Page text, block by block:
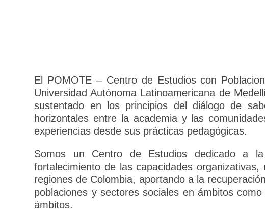
El POMOTE – Centro de Estudios con
Universidad Autónoma Latinoamericana de
sustentado en los principios del diálogo de
horizontales entre la academia y las
experiencias desde sus prácticas pedagógicas.
Somos un Centro de Estudios dedicado a la
fortalecimiento de las capacidades
regiones de Colombia, aportando a la
poblaciones y sectores sociales en ámbitos
ámbitos.